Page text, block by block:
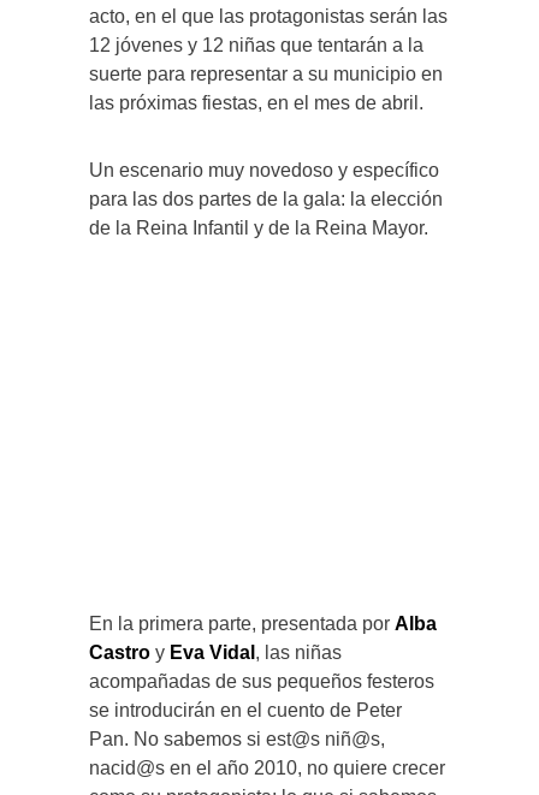
acto, en el que las protagonistas serán las
12 jóvenes y 12 niñas que tentarán a la
suerte para representar a su municipio en
las próximas fiestas, en el mes de abril.
Un escenario muy novedoso y específico
para las dos partes de la gala: la elección
de la Reina Infantil y de la Reina Mayor.
En la primera parte, presentada por Alba
Castro y Eva Vidal , las niñas
acompañadas de sus pequeños festeros
se introducirán en el cuento de Peter
Pan. No sabemos si est@s niñ@s,
nacid@s en el año 2010, no quiere crecer